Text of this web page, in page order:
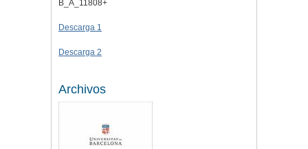
B_A_11808+
Descarga 1
Descarga 2
Archivos